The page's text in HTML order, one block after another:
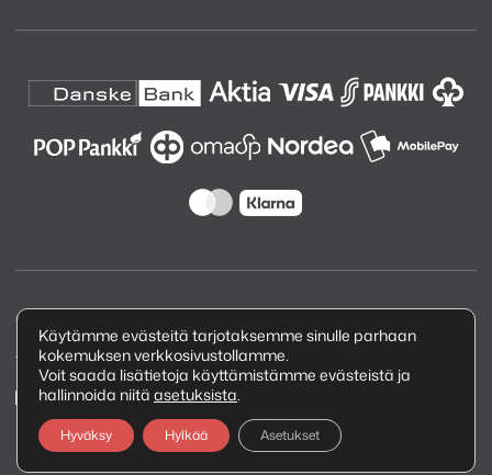
Copyright © 2026 Kuva ja Ääni Oy
Tietosuojaseloste
Käytämme evästeitä tarjotaksemme sinulle parhaan
kokemuksen verkkosivustollamme.
Voit saada lisätietoja käyttämistämme evästeistä ja
hallinnoida niitä asetuksista.
Hyväksy Hylkää Asetukset